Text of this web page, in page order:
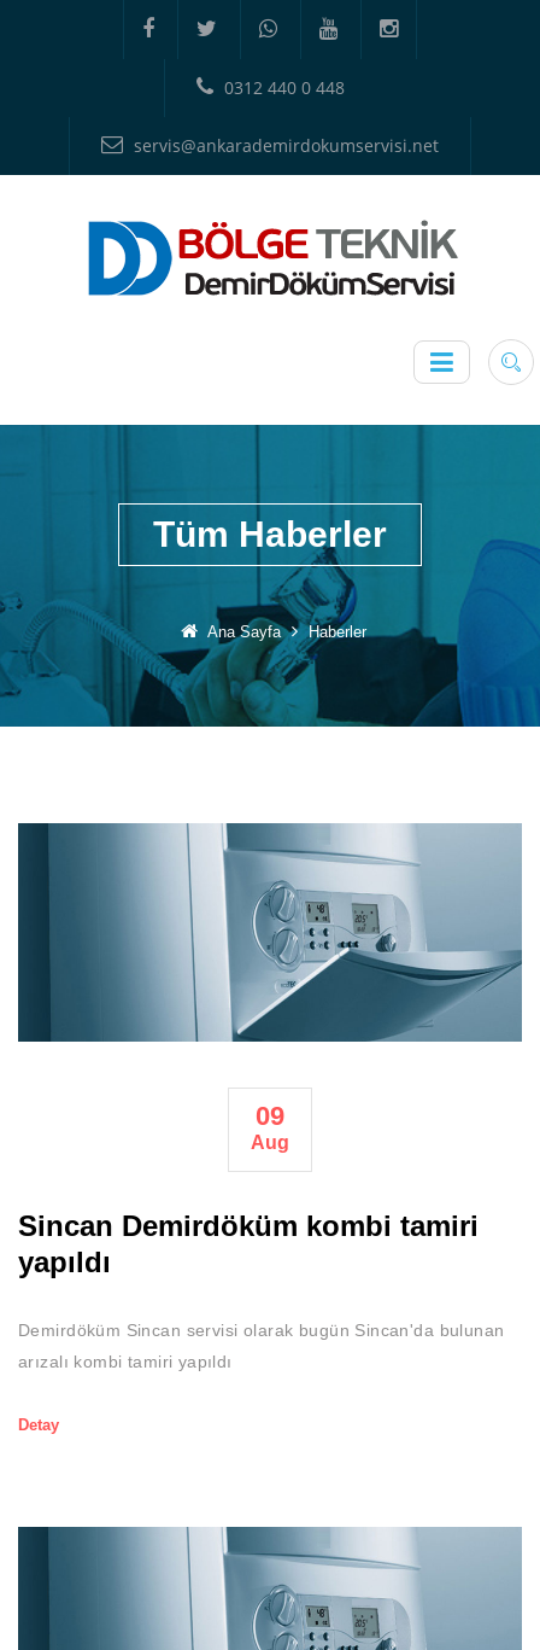
0312 440 0 448
servis@ankarademirdokumservisi.net
Tüm Haberler
Ana Sayfa Haberler
09
Aug
Sincan Demirdöküm kombi tamiri
yapıldı
Demirdöküm Sincan servisi olarak bugün Sincan'da bulunan
arızalı kombi tamiri yapıldı
Detay